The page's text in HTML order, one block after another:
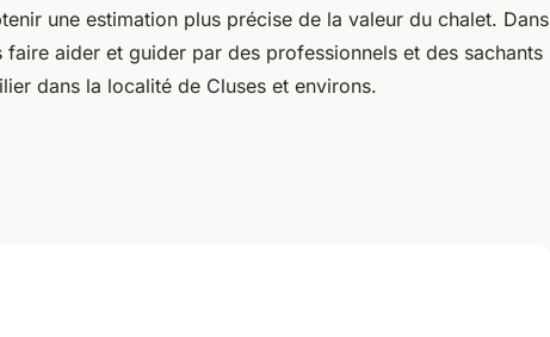
une estimation plus précise de la valeur du chalet. Dans
aider et guider par des professionnels et des sachants
dans la localité de Cluses et environs.